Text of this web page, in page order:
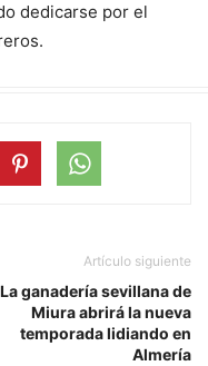
dedicarse por el
Artículo siguiente
La ganadería sevillana de
Miura abrirá la nueva
temporada lidiando en
Almería